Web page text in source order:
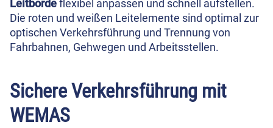
Leitbordeflexibel anpassen und schnell aufstellen.
Die roten und weißen Leitelemente sind optimal zur
optischen Verkehrsführung und Trennung von
Fahrbahnen, Gehwegen und Arbeitsstellen.
Sichere Verkehrsführung mit
WEMAS